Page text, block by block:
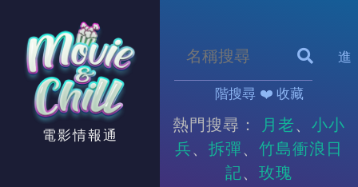
電影情報通
進
階搜尋 ❤️ 收藏
熱門搜尋： 月老
小小
兵
拆彈
竹島衝浪日
記
玫瑰